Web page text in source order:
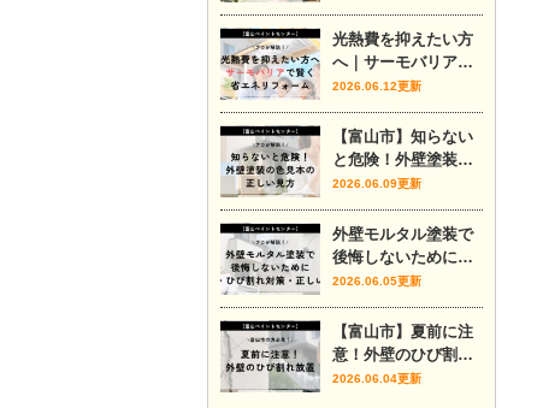
る家の守り方
光熱費を抑えたい方
へ｜サーモバリアで
賢く省エネリフォー
ム
2026.06.12更新
【富山市】知らない
と危険！外壁塗装の
色見本の正しい見方
2026.06.09更新
外壁モルタル塗装で
後悔しないために｜
費用・ひび割れ対
策・正しい時期をプ
ロが解説
2026.06.05更新
【富山市】夏前に注
意！外壁のひび割れ
放置
2026.06.04更新